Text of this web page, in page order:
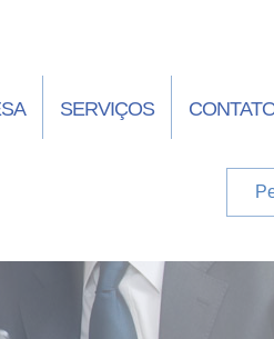
SERVIÇOS